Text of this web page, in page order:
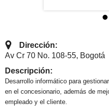
Dirección:
Av Cr 70 No. 108-55, Bogotá
Descripción:
Desarrollo informático para
en el concesionario, además de
empleado y el cliente.